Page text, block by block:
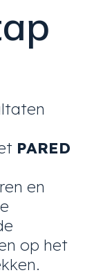
PARED
en
op het